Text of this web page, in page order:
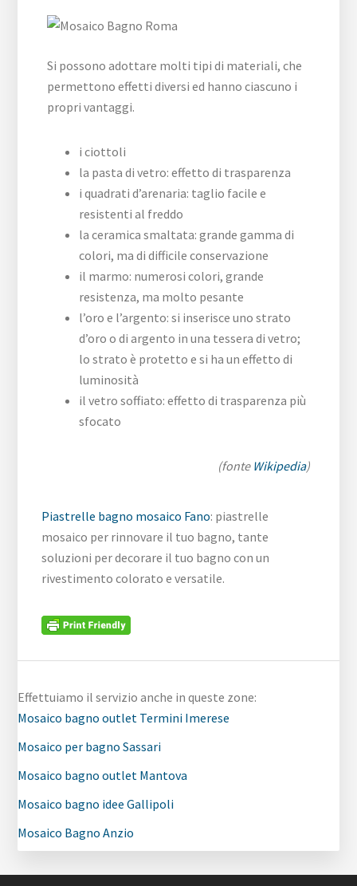
Si possono adottare molti tipi di materiali, che
permettono effetti diversi ed hanno ciascuno i
propri vantaggi.
i ciottoli
la pasta di vetro: effetto di trasparenza
i quadrati d’arenaria: taglio facile e
resistenti al freddo
la ceramica smaltata: grande gamma di
colori, ma di difficile conservazione
il marmo: numerosi colori, grande
resistenza, ma molto pesante
l’oro e l’argento: si inserisce uno strato
d’oro o di argento in una tessera di vetro;
lo strato è protetto e si ha un effetto di
luminosità
il vetro soffiato: effetto di trasparenza più
sfocato
(fonte Wikipedia)
Piastrelle bagno mosaico Fano: piastrelle
mosaico per rinnovare il tuo bagno, tante
soluzioni per decorare il tuo bagno con un
rivestimento colorato e versatile.
Effettuiamo il servizio anche in queste zone:
Mosaico bagno outlet Termini Imerese
Mosaico per bagno Sassari
Mosaico bagno outlet Mantova
Mosaico bagno idee Gallipoli
Mosaico Bagno Anzio